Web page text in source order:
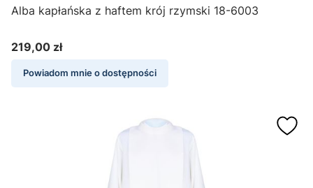
Alba kapłańska z haftem krój rzymski 18-6003
Cena
219,00 zł
Powiadom mnie o dostępności